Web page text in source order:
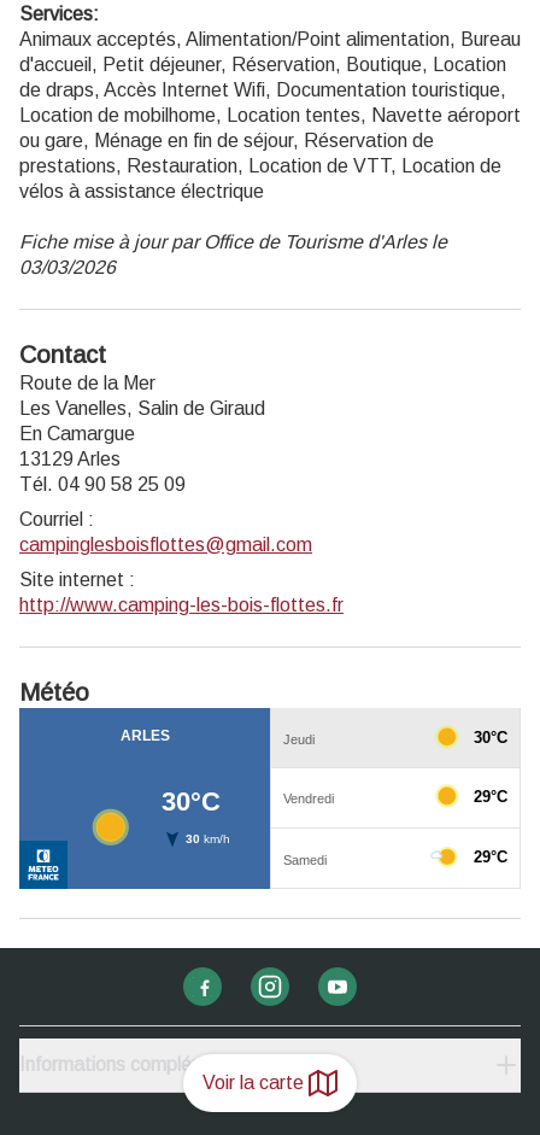
Voir la carte
Services:
Animaux acceptés, Alimentation/Point alimentation, Bureau
d'accueil, Petit déjeuner, Réservation, Boutique, Location
de draps, Accès Internet Wifi, Documentation touristique,
Location de mobilhome, Location tentes, Navette aéroport
ou gare, Ménage en fin de séjour, Réservation de
prestations, Restauration, Location de VTT, Location de
vélos à assistance électrique
Fiche mise à jour par Office de Tourisme d'Arles le
03/03/2026
Contact
Route de la Mer
Les Vanelles, Salin de Giraud
En Camargue
13129 Arles
Tél. 04 90 58 25 09
Courriel :
campinglesboisflottes@gmail.com
Site internet :
http://www.camping-les-bois-flottes.fr
Météo
Informations complémentaires